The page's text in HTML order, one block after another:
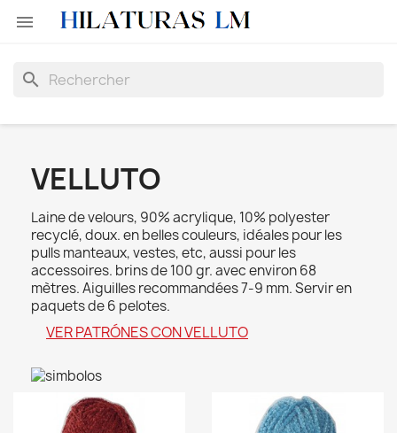

search
VELLUTO
Laine de velours, 90% acrylique, 10% polyester
recyclé, doux. en belles couleurs, idéales pour les
pulls manteaux, vestes, etc, aussi pour les
accessoires. brins de 100 gr. avec environ 68
mètres. Aiguilles recommandées 7-9 mm. Servir en
paquets de 6 pelotes.
VER PATRÓNES CON VELLUTO